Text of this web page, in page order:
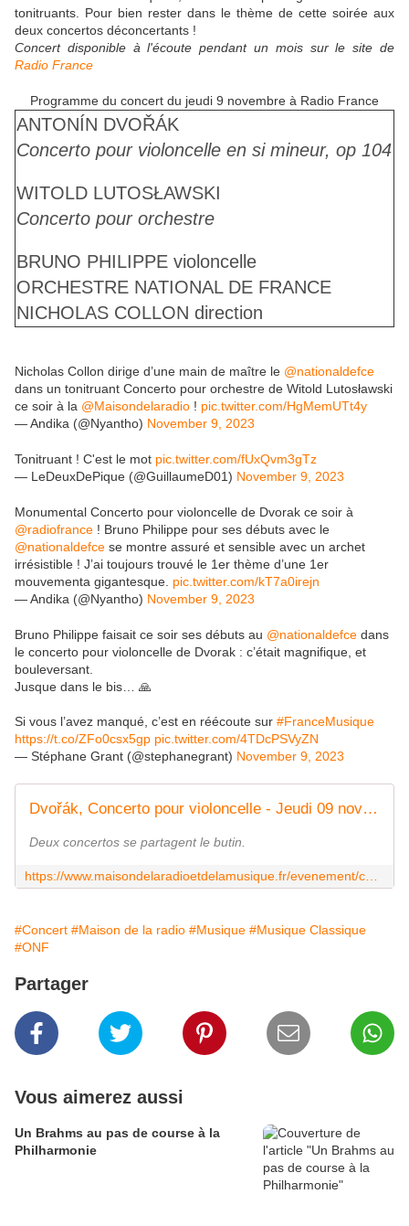
tonitruants. Pour bien rester dans le thème de cette soirée aux
deux concertos déconcertants !
Concert disponible à l'écoute pendant un mois sur le site de
Radio France
Programme du concert du jeudi 9 novembre à Radio France
ANTONÍN DVOŘÁK
Concerto pour violoncelle en si mineur, op 104
WITOLD LUTOSŁAWSKI
Concerto pour orchestre
BRUNO PHILIPPE violoncelle
ORCHESTRE NATIONAL DE FRANCE
NICHOLAS COLLON direction
Nicholas Collon dirige d’une main de maître le @nationaldefce
dans un tonitruant Concerto pour orchestre de Witold Lutosławski
ce soir à la @Maisondelaradio ! pic.twitter.com/HgMemUTt4y
— Andika (@Nyantho) November 9, 2023
Tonitruant ! C'est le mot pic.twitter.com/fUxQvm3gTz
— LeDeuxDePique (@GuillaumeD01) November 9, 2023
Monumental Concerto pour violoncelle de Dvorak ce soir à
@radiofrance ! Bruno Philippe pour ses débuts avec le
@nationaldefce se montre assuré et sensible avec un archet
irrésistible ! J’ai toujours trouvé le 1er thème d’une 1er
mouvementa gigantesque. pic.twitter.com/kT7a0irejn
— Andika (@Nyantho) November 9, 2023
Bruno Philippe faisait ce soir ses débuts au @nationaldefce dans
le concerto pour violoncelle de Dvorak : c’était magnifique, et
bouleversant.
Jusque dans le bis… 🙏
Si vous l’avez manqué, c’est en réécoute sur #FranceMusique
https://t.co/ZFo0csx5gp pic.twitter.com/4TDcPSVyZN
— Stéphane Grant (@stephanegrant) November 9, 2023
Dvořák, Concerto pour violoncelle - Jeudi 09 novembre 2023 - 20h00 Maison de la Radio et de la Musique - Auditorium
Deux concertos se partagent le butin.
#Concert #Maison de la radio #Musique #Musique Classique
#ONF
Partager
Vous aimerez aussi
Un Brahms au pas de course à la
Philharmonie